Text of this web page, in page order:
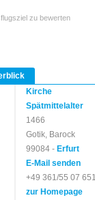
zu bewerten
Kirche
Spätmittelalter
1466
Gotik, Barock
99084 -Erfurt
E-Mail senden
+49 361/55 07 651
zur Homepage